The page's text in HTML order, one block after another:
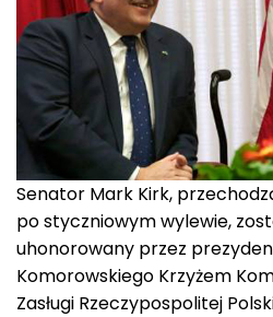
Senator Mark Kirk,
po styczniowym wylewie,
uhonorowany przez
Komorowskiego Krzyżem
Zasługi Rzeczypospolitej